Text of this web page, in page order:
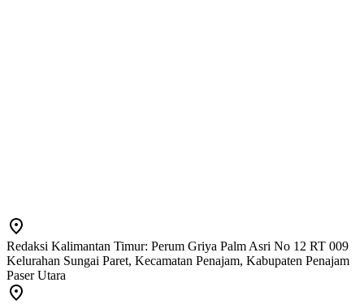
Redaksi Kalimantan Timur: Perum Griya Palm Asri No 12 RT 009
Kelurahan Sungai Paret, Kecamatan Penajam, Kabupaten Penajam
Paser Utara